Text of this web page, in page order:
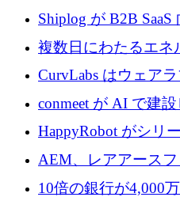
Monava が資金調達
Shiplog が B2B
ジェンスを構築する
複数日にわたるエネ
ップ、Ore Energy
4,300 万ドルを獲得
CurvLabs はウェア
治療をどのように
conmeet が AI で建
に 600 万ユーロを調
HappyRobot がシリ
ルを獲得し、企業運
を拡張
AEM、レアアース
新を加速するために
10倍の銀行が4,000